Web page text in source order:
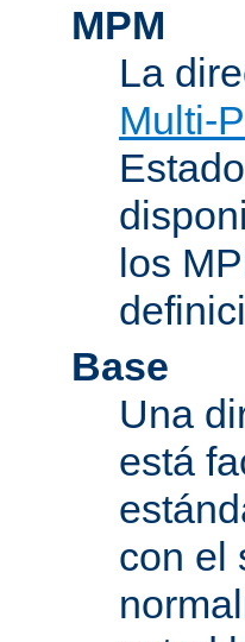
MPM
La
Multi-
los
Base
Una
está
con el